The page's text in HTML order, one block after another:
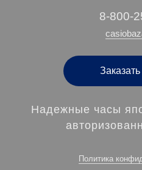
‭8-800-
Надежные часы
Политика